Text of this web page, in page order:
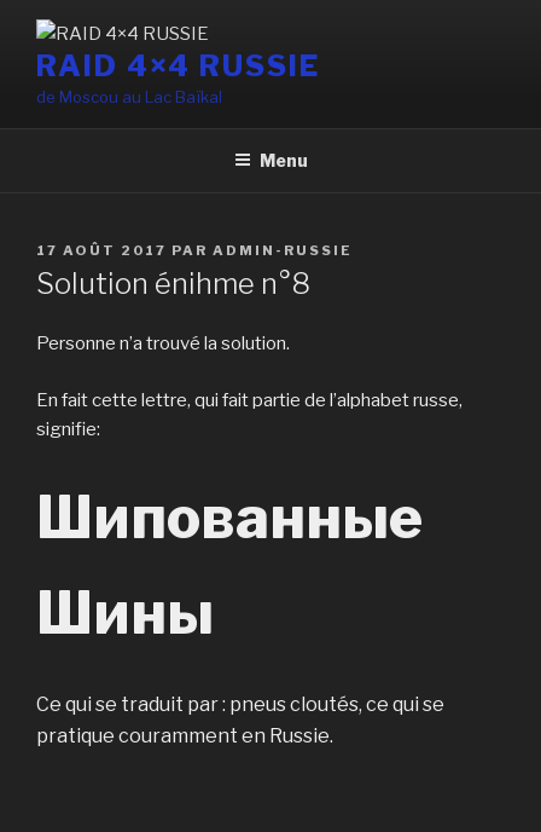
contenu
principal
RAID 4×4 RUSSIE
de Moscou au Lac Baïkal
Menu
PUBLIÉ
LE
17 AOÛT 2017 PAR ADMIN-RUSSIE
Solution énihme n°8
Personne n’a trouvé la solution.
En fait cette lettre, qui fait partie de l’alphabet russe,
signifie:
Шипованные
Шины
Сe qui se traduit par : pneus cloutés, ce qui se
pratique couramment en Russie.